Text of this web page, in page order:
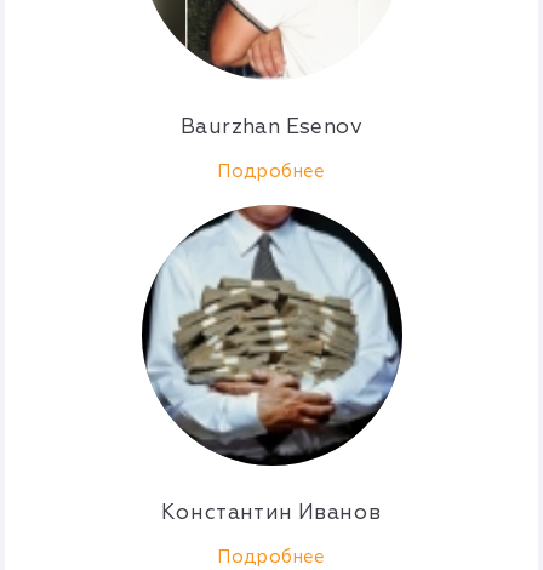
Baurzhan Esenov
Подробнее
Константин Иванов
Подробнее